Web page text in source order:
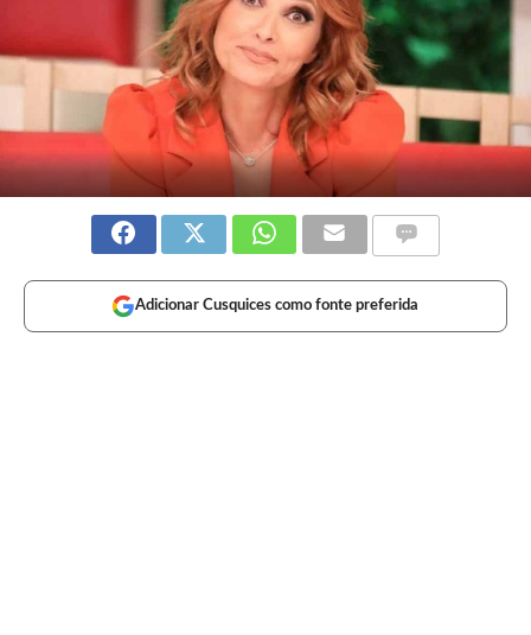
Adicionar Cusquices como fonte preferida